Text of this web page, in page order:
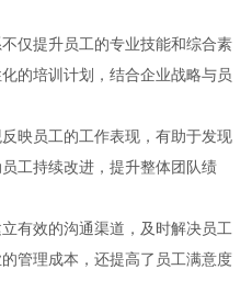
仅提升员工的专业技能和综合素
的培训计划，结合企业战略与员
映员工的工作表现，有助于发现
工持续改进，提升整体团队绩
有效的沟通渠道，及时解决员工
管理成本，还提高了员工满意度